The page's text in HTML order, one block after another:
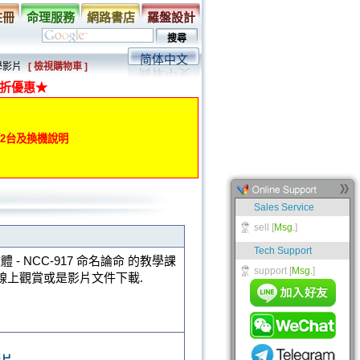
命理服務 網路書店 羅盤設計
影片 [ 檢視購物車 ]
简体中文
優惠★
台及換機說明
- NCC-917 命名論命 的教學課
上觀賞或是影片文件下載.